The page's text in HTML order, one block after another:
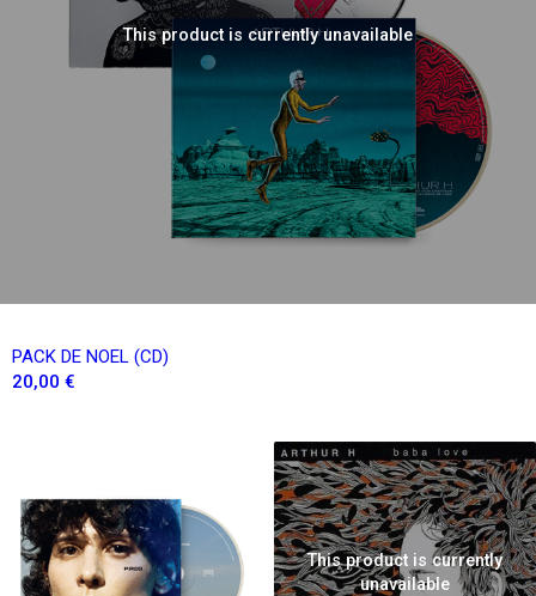
This product is currently unavailable
PACK DE NOEL (CD)
20,00 €
This product is currently
unavailable